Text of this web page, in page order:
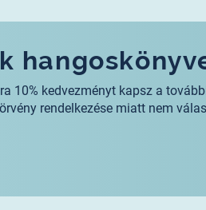
10% kedvezményt kapsz a
rendelkezése miatt nem